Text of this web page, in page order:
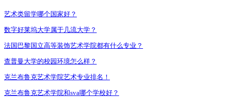
艺术类留学哪个国家好？
数字好莱坞大学属于几流大学？
法国巴黎国立高等装饰艺术学院都有什么专业？
查普曼大学的校园环境怎么样？
克兰布鲁克艺术学院艺术专业排名！
克兰布鲁克艺术学院和sva哪个学校好？